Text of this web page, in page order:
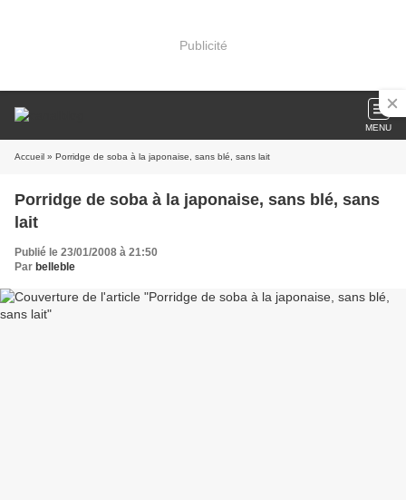
Publicité
MENU
Accueil » Porridge de soba à la japonaise, sans blé, sans lait
Porridge de soba à la japonaise, sans blé, sans
lait
Publié le 23/01/2008 à 21:50
Par belleble